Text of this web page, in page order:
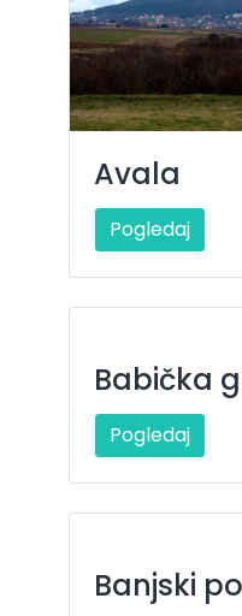
Avala
Pogledaj
Babička
Pogledaj
Banjski